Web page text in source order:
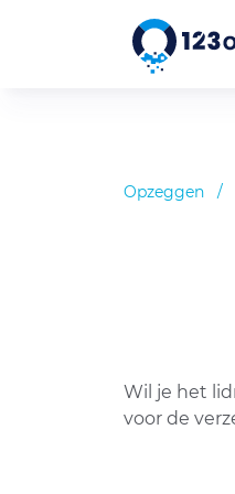
Opzeggen /
Wil je het
voor de